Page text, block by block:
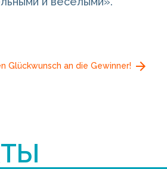
Glückwunsch an die Gewinner!